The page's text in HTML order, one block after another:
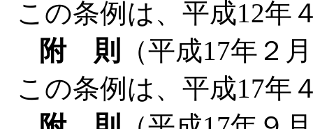
この条例は、平成12年
附 則
（平成17年２
この条例は、平成17年